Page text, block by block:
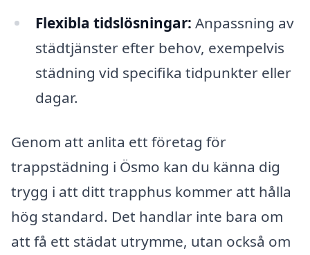
Flexibla tidslösningar: Anpassning av
städtjänster efter behov, exempelvis
städning vid specifika tidpunkter eller
dagar.
Genom att anlita ett företag för
trappstädning i Ösmo kan du känna dig
trygg i att ditt trapphus kommer att hålla
hög standard. Det handlar inte bara om
att få ett städat utrymme, utan också om